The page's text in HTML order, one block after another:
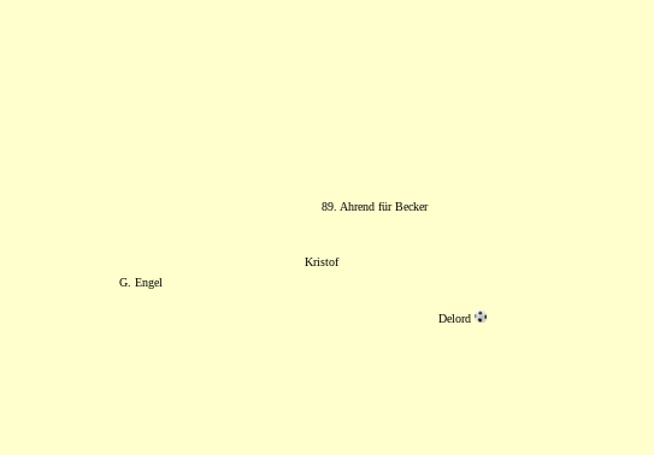
89. Ahrend für Becker
Kristof
G. Engel
Delord